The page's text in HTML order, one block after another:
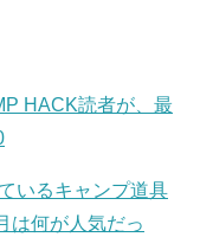
HACK読者が、最
いるキャンプ道具
は何が人気だっ